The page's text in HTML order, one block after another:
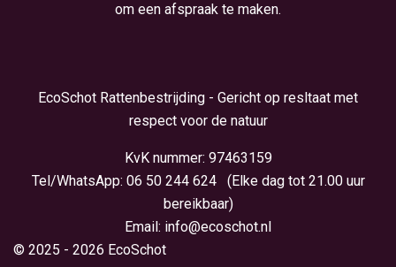
om een afspraak te maken.
EcoSchot Rattenbestrijding - Gericht op resltaat met
respect voor de natuur
KvK nummer: 97463159
Tel/WhatsApp: 06 50 244 624 (Elke dag tot 21.00 uur
bereikbaar)
Email: info@ecoschot.nl
© 2025 - 2026 EcoSchot